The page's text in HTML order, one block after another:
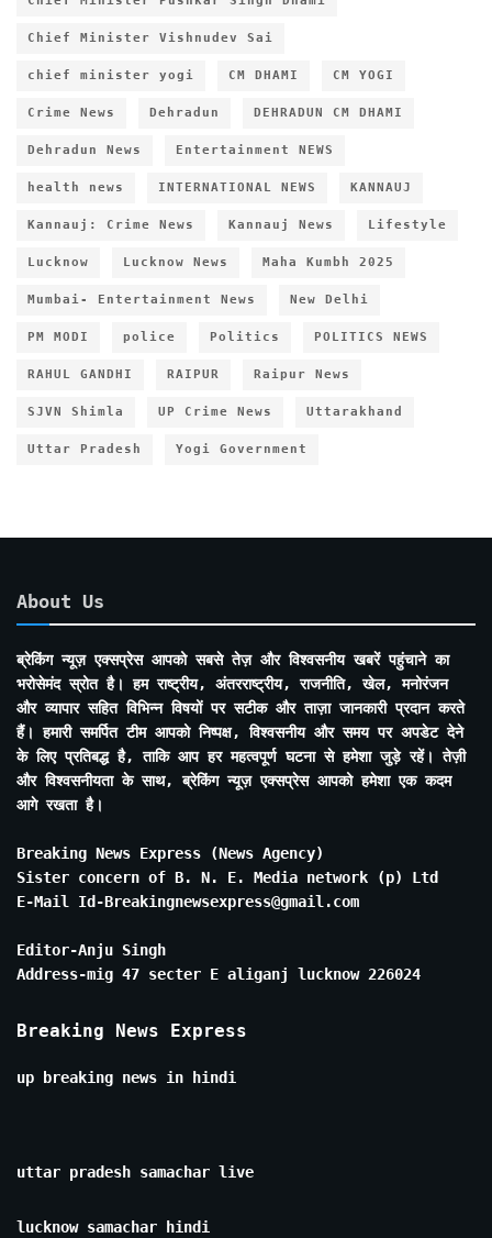
Chief Minister Vishnudev Sai
chief minister yogi CM DHAMI CM YOGI
Crime News Dehradun DEHRADUN CM DHAMI
Dehradun News Entertainment NEWS
health news INTERNATIONAL NEWS KANNAUJ
Kannauj: Crime News Kannauj News Lifestyle
Lucknow Lucknow News Maha Kumbh 2025
Mumbai- Entertainment News New Delhi
PM MODI police Politics POLITICS NEWS
RAHUL GANDHI RAIPUR Raipur News
SJVN Shimla UP Crime News Uttarakhand
Uttar Pradesh Yogi Government
About Us
ब्रेकिंग न्यूज़ एक्सप्रेस आपको सबसे तेज़ और विश्वसनीय खबरें पहुंचाने का
भरोसेमंद स्रोत है। हम राष्ट्रीय, अंतरराष्ट्रीय, राजनीति, खेल, मनोरंजन
और व्यापार सहित विभिन्न विषयों पर सटीक और ताज़ा जानकारी प्रदान करते
हैं। हमारी समर्पित टीम आपको निष्पक्ष, विश्वसनीय और समय पर अपडेट देने
के लिए प्रतिबद्ध है, ताकि आप हर महत्वपूर्ण घटना से हमेशा जुड़े रहें। तेज़ी
और विश्वसनीयता के साथ, ब्रेकिंग न्यूज़ एक्सप्रेस आपको हमेशा एक कदम
आगे रखता है।
Breaking News Express (News Agency)
Sister concern of B. N. E. Media network (p) Ltd
E-Mail Id-Breakingnewsexpress@gmail.com
Editor-Anju Singh
Address-mig 47 secter E aliganj lucknow 226024
Breaking News Express
up breaking news in hindi
uttar pradesh samachar live
lucknow samachar hindi